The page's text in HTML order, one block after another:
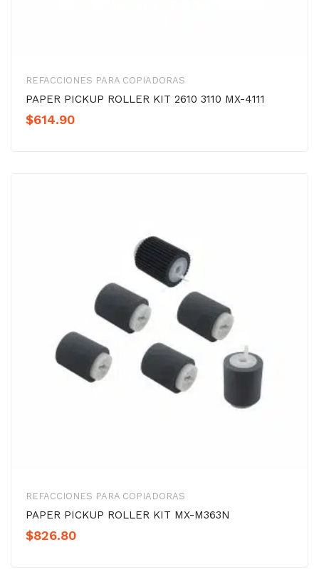
REFACCIONES PARA COPIADORAS
PAPER PICKUP ROLLER KIT 2610 3110 MX-4111
$614.90
REFACCIONES PARA COPIADORAS
PAPER PICKUP ROLLER KIT MX-M363N
$826.80